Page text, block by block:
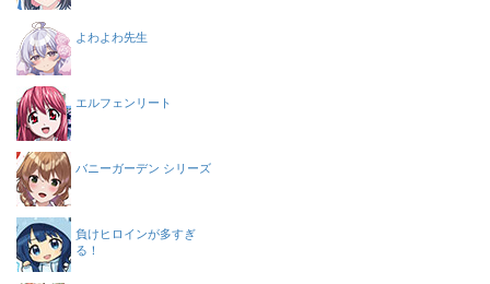
よわよわ先生
エルフェンリート
バニーガーデン シリーズ
負けヒロインが多すぎ
る！